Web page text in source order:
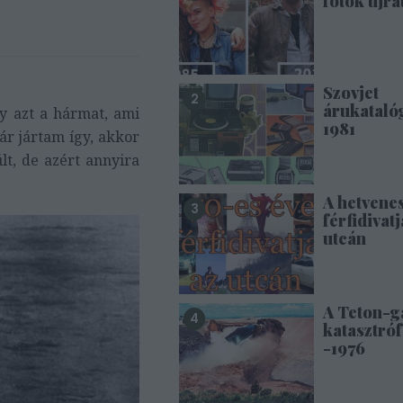
azt a hármat, ami
jártam így, akkor
de azért annyira
Szovjet
1981
A
utcán
A Teton-
-1976